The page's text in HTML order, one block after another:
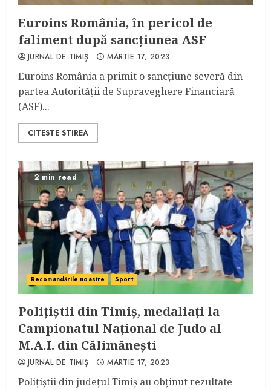
Euroins România, în pericol de
faliment după sancțiunea ASF
JURNAL DE TIMIȘ MARTIE 17, 2023
Euroins România a primit o sancțiune severă din
partea Autorității de Supraveghere Financiară
(ASF)...
CITESTE STIREA
2 min read
Recomandările noastre Sport
Polițiștii din Timiș, medaliați la
Campionatul Național de Judo al
M.A.I. din Călimănești
JURNAL DE TIMIȘ MARTIE 17, 2023
Polițiștii din județul Timiș au obținut rezultate